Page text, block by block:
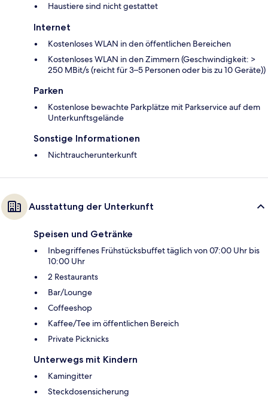
Haustiere sind nicht gestattet
Internet
Kostenloses WLAN in den öffentlichen Bereichen
Kostenloses WLAN in den Zimmern (Geschwindigkeit: >
250 MBit/s (reicht für 3–5 Personen oder bis zu 10 Geräte))
Parken
Kostenlose bewachte Parkplätze mit Parkservice auf dem
Unterkunftsgelände
Sonstige Informationen
Nichtraucherunterkunft
Ausstattung der Unterkunft
Speisen und Getränke
Inbegriffenes Frühstücksbuffet täglich von 07:00 Uhr bis
10:00 Uhr
2 Restaurants
Bar/Lounge
Coffeeshop
Kaffee/Tee im öffentlichen Bereich
Private Picknicks
Unterwegs mit Kindern
Kamingitter
Steckdosensicherung